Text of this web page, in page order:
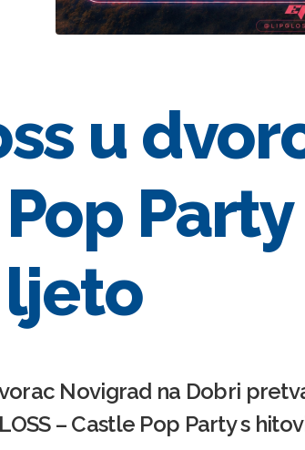
u
ljeto
Novigrad na Dobri
– Castle Pop Party s